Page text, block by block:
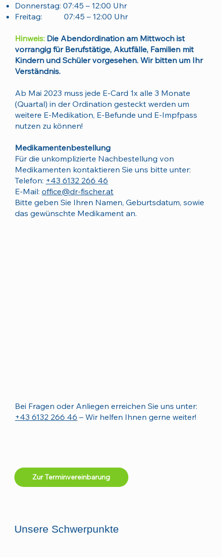
Donnerstag: 07:45 – 12:00 Uhr
Freitag: 07:45 – 12:00 Uhr
Hinweis: Die Abendordination am Mittwoch ist
vorrangig für Berufstätige, Akutfälle, Familien mit
Kindern und Schüler vorgesehen. Wir bitten um Ihr
Verständnis.
Ab Mai 2023 muss jede E-Card 1x alle 3 Monate
(Quartal) in der Ordination gesteckt werden um
weitere E-Medikation, E-Befunde und E-Impfpass
nutzen zu können!
Medikamentenbestellung
Für die unkomplizierte Nachbestellung von
Medikamenten kontaktieren Sie uns bitte unter:
Telefon: +43 6132 266 46
E-Mail:office@dr-fischer.at
Bitte geben Sie Ihren Namen, Geburtsdatum, sowie
das gewünschte Medikament an.
Bei Fragen oder Anliegen erreichen Sie uns unter:
+43 6132 266 46 – Wir helfen Ihnen gerne weiter!
Zur Terminvereinbarung
Unsere Schwerpunkte